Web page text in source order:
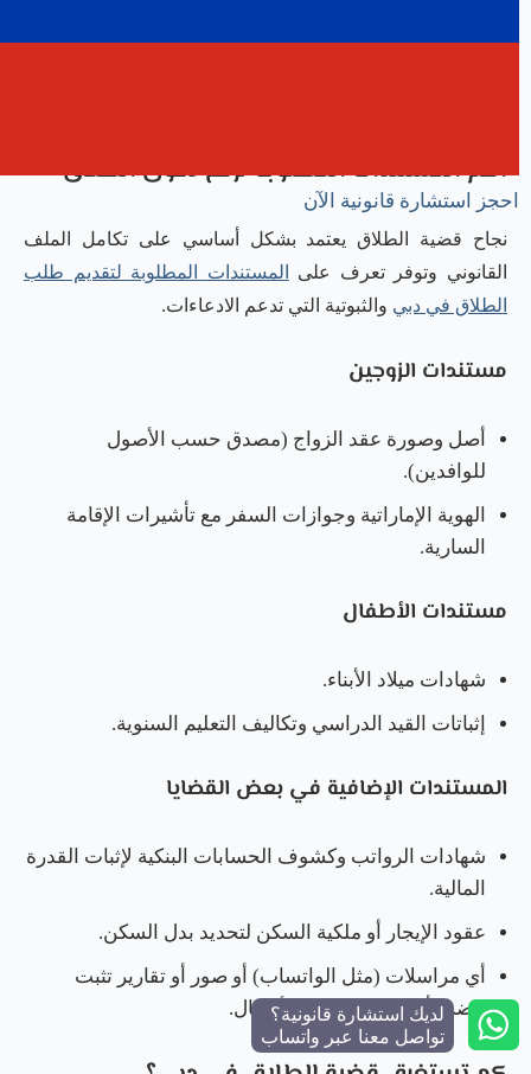
احجز استشارة قانونية الآن
أهم المستندات المطلوبة لرفع دعوى الطلاق
نجاح قضية الطلاق يعتمد بشكل أساسي على تكامل الملف
القانوني وتوفر تعرف على
المستندات المطلوبة لتقديم طلب
الطلاق في دبي والثبوتية التي تدعم الادعاءات.
مستندات الزوجين
أصل وصورة عقد الزواج (مصدق حسب الأصول
للوافدين).
الهوية الإماراتية وجوازات السفر مع تأشيرات الإقامة
السارية.
مستندات الأطفال
شهادات ميلاد الأبناء.
إثباتات القيد الدراسي وتكاليف التعليم السنوية.
المستندات الإضافية في بعض القضايا
شهادات الرواتب وكشوف الحسابات البنكية لإثبات القدرة
المالية.
عقود الإيجار أو ملكية السكن لتحديد بدل السكن.
أي مراسلات (مثل الواتساب) أو صور أو تقارير تثبت
الضرر أو تتعلق بشؤون الأطفال.
لديك استشارة قانونية؟
تواصل معنا عبر واتساب